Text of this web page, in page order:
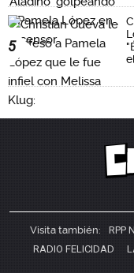
5
Visita también: RPP
RADIO FELICIDAD